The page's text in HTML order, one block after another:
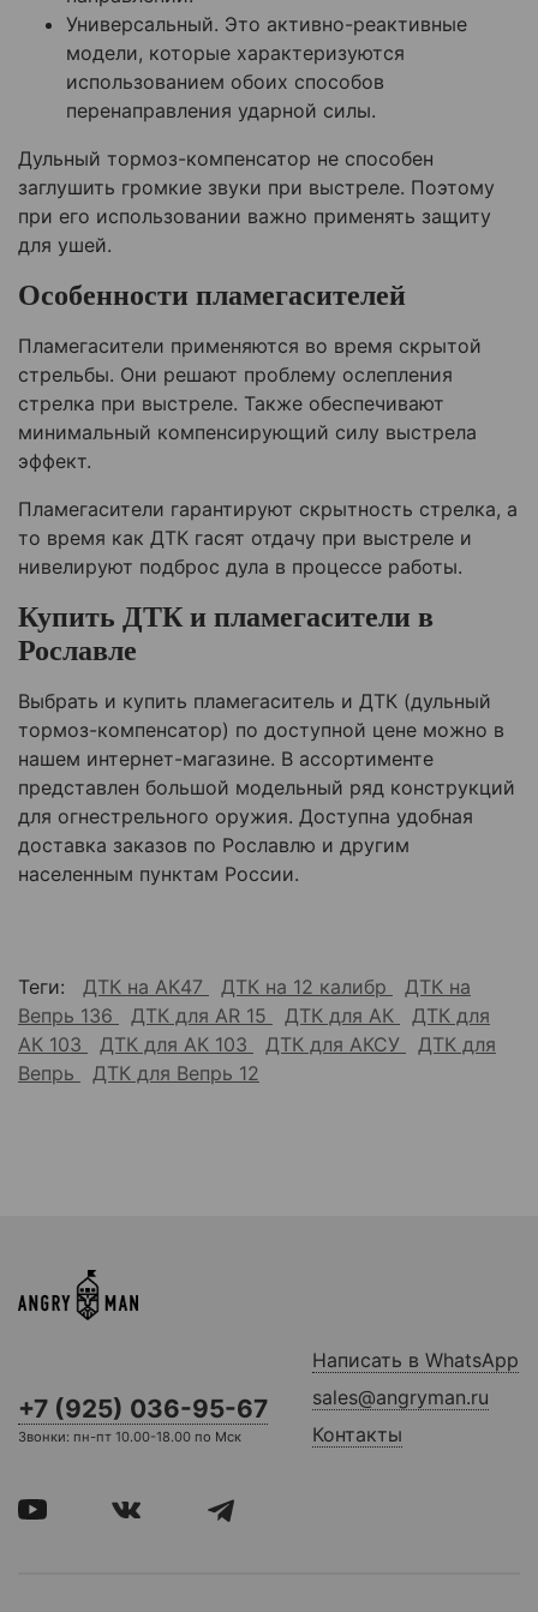
Универсальный. Это активно-реактивные
модели, которые характеризуются
использованием обоих способов
перенаправления ударной силы.
Дульный тормоз-компенсатор не способен
заглушить громкие звуки при выстреле. Поэтому
при его использовании важно применять защиту
для ушей.
Особенности пламегасителей
Пламегасители применяются во время скрытой
стрельбы. Они решают проблему ослепления
стрелка при выстреле. Также обеспечивают
минимальный компенсирующий силу выстрела
эффект.
Пламегасители гарантируют скрытность стрелка, а
то время как ДТК гасят отдачу при выстреле и
нивелируют подброс дула в процессе работы.
Купить ДТК и пламегасители в
Рославле
Выбрать и купить пламегаситель и ДТК (дульный
тормоз-компенсатор) по доступной цене можно в
нашем интернет-магазине. В ассортименте
представлен большой модельный ряд конструкций
для огнестрельного оружия. Доступна удобная
доставка заказов по Рославлю и другим
населенным пунктам России.
Теги: ДТК на АК47 ДТК на 12 калибр
ДТК на
Вепрь 136
ДТК для AR 15 ДТК для АК
ДТК для
АК 103
ДТК для АК 103 ДТК для АКСУ
ДТК для
Вепрь
ДТК для Вепрь 12
+7 (925) 036-95-67
Звонки: пн-пт 10.00-18.00 по Мск
Написать в WhatsApp
sales@angryman.ru
Контакты